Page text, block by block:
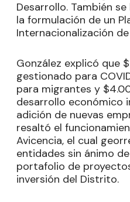
Desarrollo. También
la formulación de un
Internacionalización
González explicó que
gestionado para
para migrantes y
desarrollo económico
adición de nuevas
resaltó el
Avicencia, el cual
entidades sin ánimo
portafolio de
inversión del Distrito.